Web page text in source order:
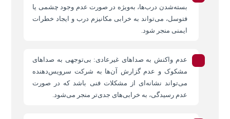
بسته‌شدن درب‌ها، به‌ویژه در صورت عدم وجود چشمی یا
فتوسل، می‌تواند به خرابی مکانیزم درب و ایجاد خطرات
ایمنی منجر شود.
عدم واکنش به صداهای غیرعادی: بی‌توجهی به صداهای
مشکوک و عدم گزارش آن‌ها به شرکت سرویس‌دهنده
می‌تواند نشانه‌ای از مشکلات فنی باشد که در صورت
عدم رسیدگی، به خرابی‌های جدی‌تر منجر می‌شود.